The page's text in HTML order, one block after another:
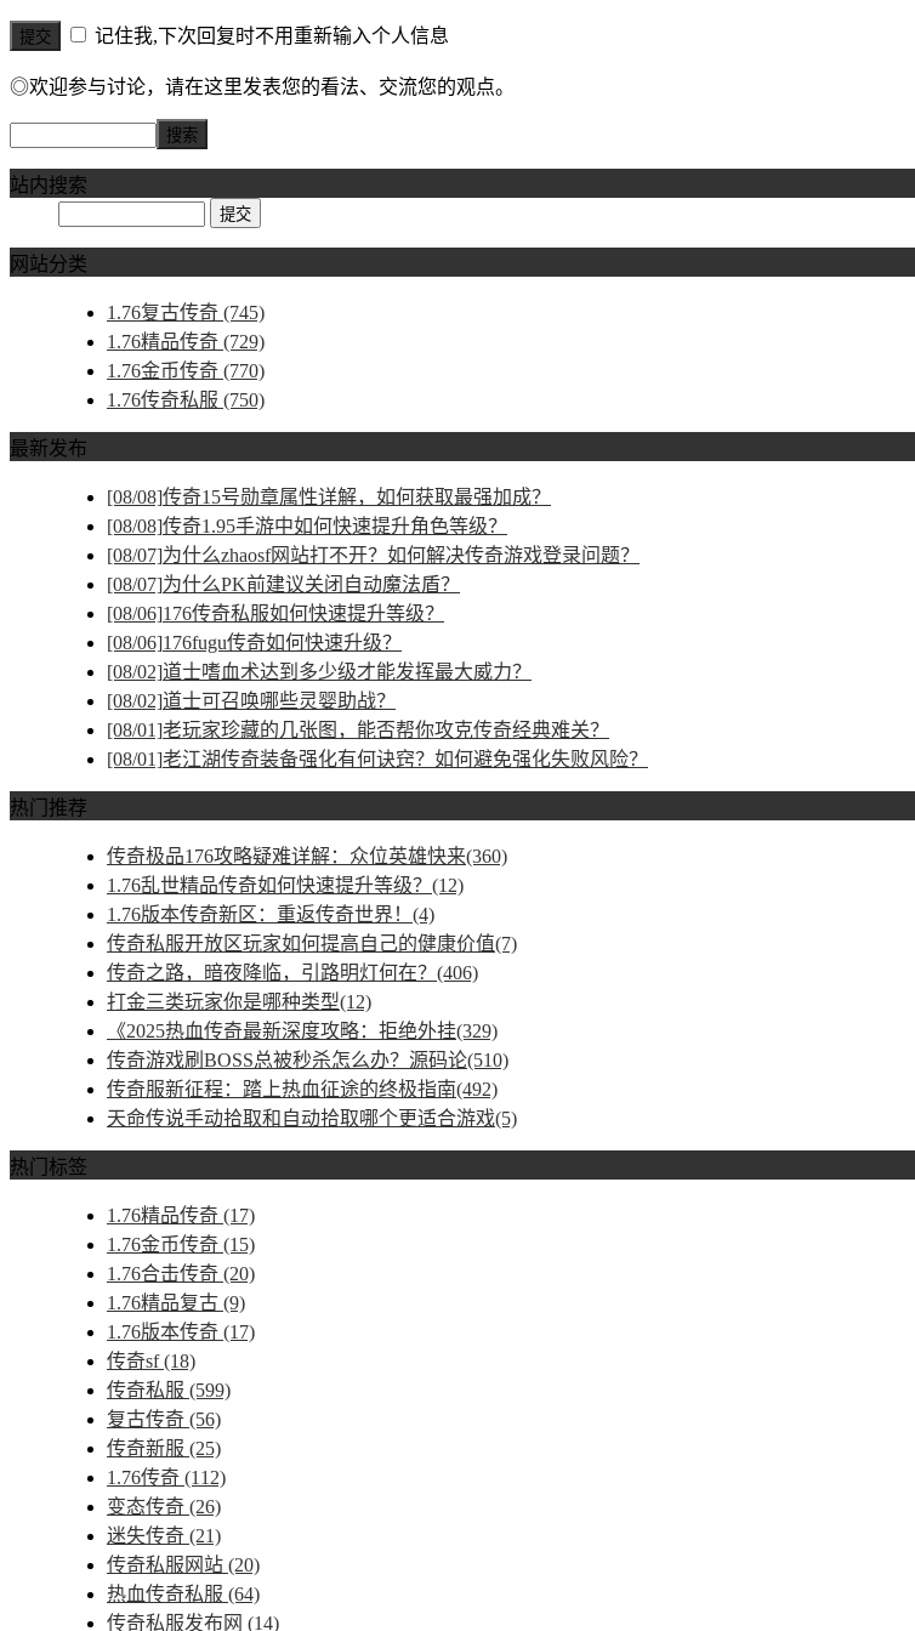
记住我,下次回复时不用重新输入个人信息
◎欢迎参与讨论，请在这里发表您的看法、交流您的观点。
站内搜索
网站分类
1.76复古传奇 (745)
1.76精品传奇 (729)
1.76金币传奇 (770)
1.76传奇私服 (750)
最新发布
[08/08]传奇15号勋章属性详解，如何获取最强加成？
[08/08]传奇1.95手游中如何快速提升角色等级？
[08/07]为什么zhaosf网站打不开？如何解决传奇游戏登录问题？
[08/07]为什么PK前建议关闭自动魔法盾？
[08/06]176传奇私服如何快速提升等级？
[08/06]176fugu传奇如何快速升级？
[08/02]道士嗜血术达到多少级才能发挥最大威力？
[08/02]道士可召唤哪些灵婴助战？
[08/01]老玩家珍藏的几张图，能否帮你攻克传奇经典难关？
[08/01]老江湖传奇装备强化有何诀窍？如何避免强化失败风险？
热门推荐
传奇极品176攻略疑难详解：众位英雄快来(360)
1.76乱世精品传奇如何快速提升等级？(12)
1.76版本传奇新区：重返传奇世界！(4)
传奇私服开放区玩家如何提高自己的健康价值(7)
传奇之路，暗夜降临，引路明灯何在？(406)
打金三类玩家你是哪种类型(12)
《2025热血传奇最新深度攻略：拒绝外挂(329)
传奇游戏刷BOSS总被秒杀怎么办？源码论(510)
传奇服新征程：踏上热血征途的终极指南(492)
天命传说手动拾取和自动拾取哪个更适合游戏(5)
热门标签
1.76精品传奇 (17)
1.76金币传奇 (15)
1.76合击传奇 (20)
1.76精品复古 (9)
1.76版本传奇 (17)
传奇sf(18)
传奇私服 (599)
复古传奇 (56)
传奇新服 (25)
1.76传奇 (112)
变态传奇 (26)
迷失传奇 (21)
传奇私服网站 (20)
热血传奇私服 (64)
传奇私服发布网 (14)